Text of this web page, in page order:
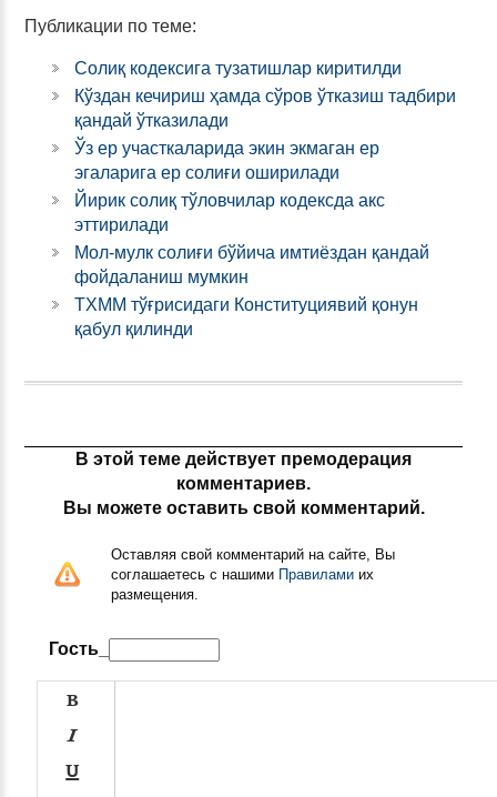
Публикации по теме:
Солиқ кодексига тузатишлар киритилди
Кўздан кечириш ҳамда сўров ўтказиш тадбири
қандай ўтказилади
Ўз ер участкаларида экин экмаган ер
эгаларига ер солиғи оширилади
Йирик солиқ тўловчилар кодексда акс
эттирилади
Мол-мулк солиғи бўйича имтиёздан қандай
фойдаланиш мумкин
ТХММ тўғрисидаги Конституциявий қонун
қабул қилинди
В этой теме действует премодерация
комментариев.
Вы можете оставить свой комментарий.
Оставляя свой комментарий на сайте, Вы
соглашаетесь с нашими Правилами их
размещения.
Гость_


